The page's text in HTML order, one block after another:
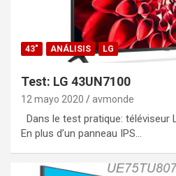
43" ANÁLISIS LG
Test: LG 43UN7100
12 mayo 2020 avmonde
Dans le test pratique: téléviseur
En plus d’un panneau IPS…